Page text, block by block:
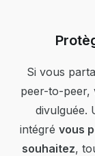
Si vous
peer-to-peer,
divulguée.
intégrévous
souhaitez,